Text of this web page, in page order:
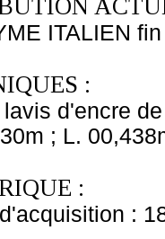
ITALIEN
:
lavis d'encre
; L.
:
: